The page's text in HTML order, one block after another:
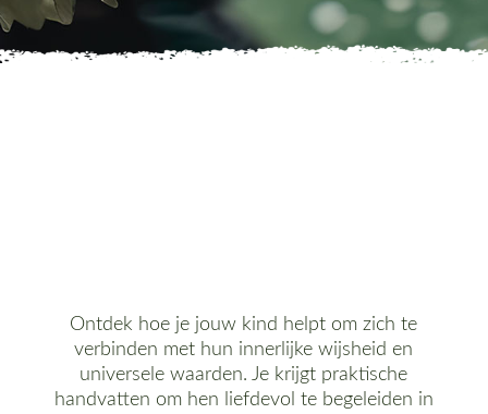
Ontdek hoe je jouw kind helpt om zich te
verbinden met hun innerlijke wijsheid en
universele waarden. Je krijgt praktische
handvatten om hen liefdevol te begeleiden in